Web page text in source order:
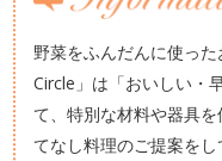
野菜をふんだんに使っ
Circle」は「おいしい・
て、特別な材料や器具
てなし料理のご提案をし